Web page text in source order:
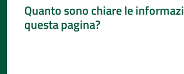
Quanto sono chiare le
questa pagina?